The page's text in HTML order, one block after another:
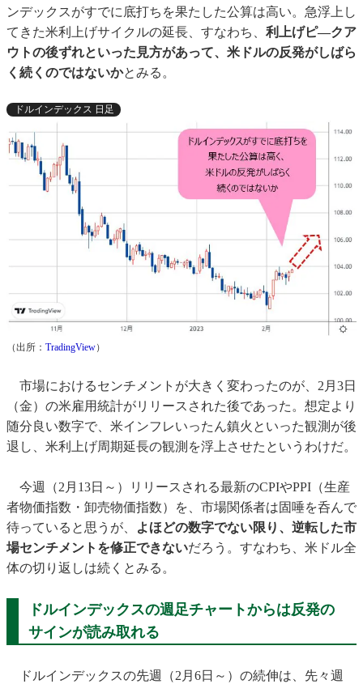
ンデックスがすでに底打ちを果たした公算は高い。急浮上し
てきた米利上げサイクルの延長、すなわち、 利上げピ―クア
ウトの後ずれといった見方があって、米ドルの反発がしばら
く続くのではないかとみる。
ドルインデックス 日足
（出所： TradingView）
市場におけるセンチメントが大きく変わったのが、2月3日
（金）の米雇用統計がリリースされた後であった。想定より
随分良い数字で、米インフレいったん鎮火といった観測が後
退し、米利上げ周期延長の観測を浮上させたというわけだ。
今週（2月13日～）リリースされる最新のCPIやPPI（生産
者物価指数・卸売物価指数）を、市場関係者は固唾を呑んで
待っていると思うが、
よほどの数字でない限り、逆転した市
場センチメントを修正できないだろう。すなわち、米ドル全
体の切り返しは続くとみる。
ドルインデックスの週足チャートからは反発の
サインが読み取れる
ドルインデックスの先週（2月6日～）の続伸は、先々週